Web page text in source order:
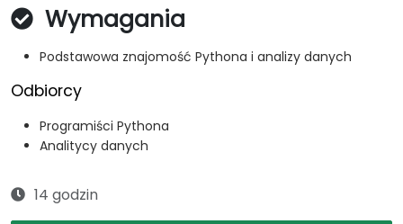
Wymagania
Podstawowa znajomość Pythona i analizy danych
Odbiorcy
Programiści Pythona
Analitycy danych
14 godzin